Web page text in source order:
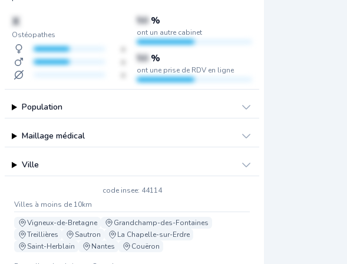
X
Ostéopathes
50 %
ont un autre cabinet
50 %
ont une prise de RDV en ligne
Population
Maillage médical
Ville
code insee: 44114
Villes à moins de 10km
Vigneux-de-Bretagne
Grandchamp-des-Fontaines
Treillières
Sautron
La Chapelle-sur-Erdre
Saint-Herblain
Nantes Couëron